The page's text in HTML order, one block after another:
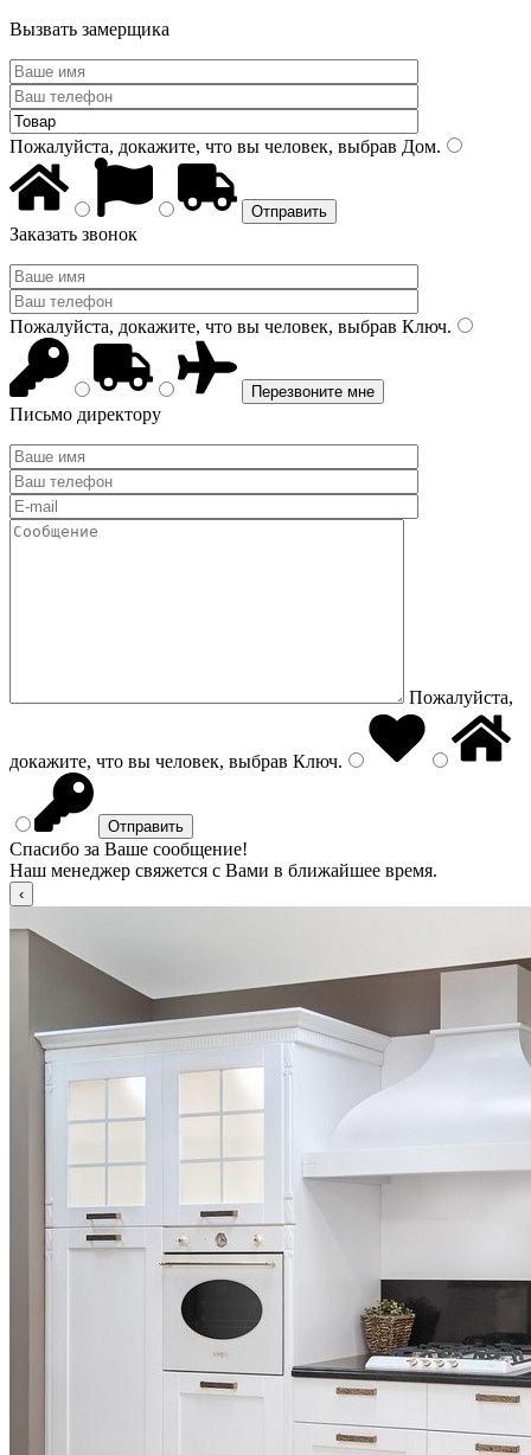
Вызвать замерщика
Пожалуйста, докажите, что вы человек, выбрав Дом.
Заказать звонок
Пожалуйста, докажите, что вы человек, выбрав Ключ.
Письмо директору
Пожалуйста,
докажите, что вы человек, выбрав Ключ.
Спасибо за Ваше сообщение!
Наш менеджер свяжется с Вами в ближайшее время.